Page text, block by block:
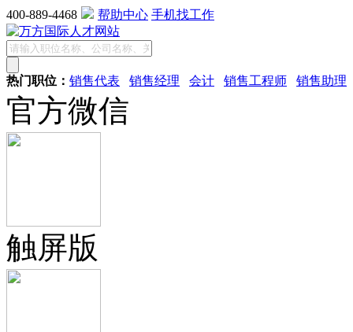
400-889-4468 帮助中心 手机找工作
热门职位： 销售代表 销售经理 会计 销售工程师 销售助理
官方微信
触屏版